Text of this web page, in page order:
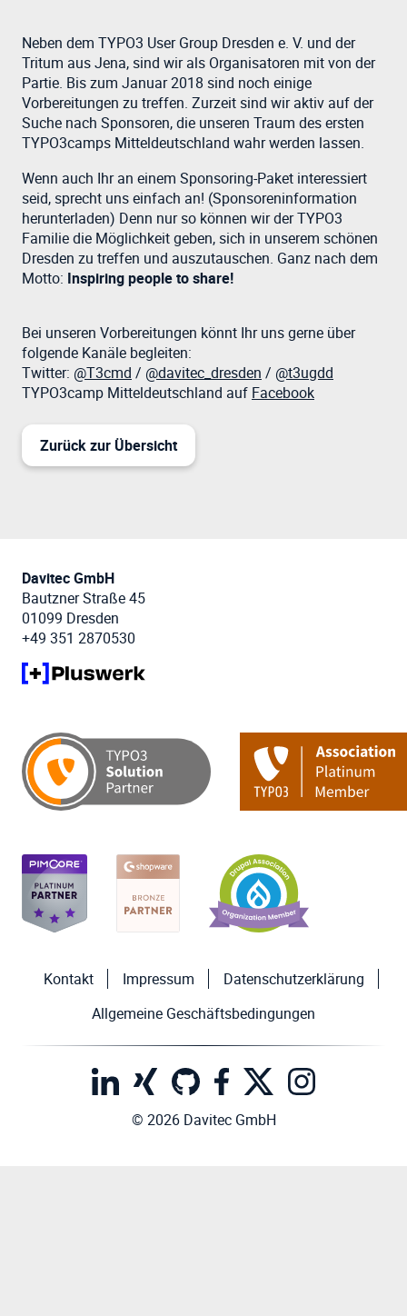
Neben dem TYPO3 User Group Dresden e. V. und der
Tritum aus Jena, sind wir als Organisatoren mit von der
Partie. Bis zum Januar 2018 sind noch einige
Vorbereitungen zu treffen. Zurzeit sind wir aktiv auf der
Suche nach Sponsoren, die unseren Traum des ersten
TYPO3camps Mitteldeutschland wahr werden lassen.
Wenn auch Ihr an einem Sponsoring-Paket interessiert
seid, sprecht uns einfach an! (Sponsoreninformation
herunterladen) Denn nur so können wir der TYPO3
Familie die Möglichkeit geben, sich in unserem schönen
Dresden zu treffen und auszutauschen. Ganz nach dem
Motto: Inspiring people to share!
Bei unseren Vorbereitungen könnt Ihr uns gerne über
folgende Kanäle begleiten:
Twitter: @T3cmd / @davitec_dresden / @t3ugdd
TYPO3camp Mitteldeutschland auf Facebook
Zurück zur Übersicht
Davitec GmbH
Bautzner Straße 45
01099 Dresden
+49 351 2870530
Kontakt Impressum
Datenschutzerklärung
Allgemeine Geschäftsbedingungen
© 2026 Davitec GmbH